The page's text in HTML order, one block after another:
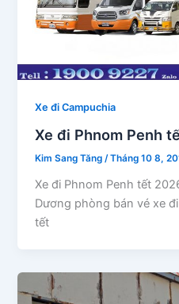
Xe đi Campuchia
Xe đi Phnom Penh
Kim Sang Tăng/Tháng 10 8,
Xe đi Phnom Penh tết
Dương phòng bán vé xe
tết